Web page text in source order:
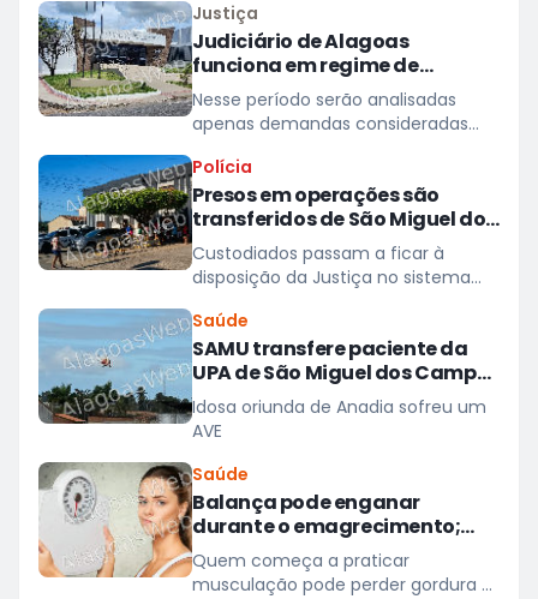
Justiça
Judiciário de Alagoas
funciona em regime de
plantão nos dias 10 e 11 de
agosto
Nesse período serão analisadas
apenas demandas consideradas
processuais retornam na quarta
(12)
Polícia
Presos em operações são
transferidos de São Miguel dos
Campos para presídios
Custodiados passam a ficar à
disposição da Justiça no sistema
Saúde
SAMU transfere paciente da
UPA de São Miguel dos Campos
para hospital em Maceió
Idosa oriunda de Anadia sofreu um
AVE
Saúde
Balança pode enganar
durante o emagrecimento;
entenda três motivos
Quem começa a praticar
musculação pode perder gordura e